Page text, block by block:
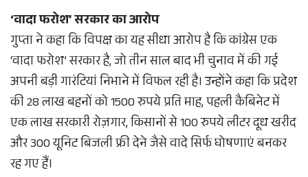
‘वादा फरोश’ सरकार का आरोप
गुप्ता ने कहा कि विपक्ष का यह सीधा आरोप है कि कांग्रेस एक
‘वादा फरोश’ सरकार है, जो तीन साल बाद भी चुनाव में की गई
अपनी बड़ी गारंटियां निभाने में विफल रही है। उन्होंने कहा कि प्रदेश
की 28 लाख बहनों को 1500 रुपये प्रति माह, पहली कैबिनेट में
एक लाख सरकारी रोज़गार, किसानों से 100 रुपये लीटर दूध खरीद
और 300 यूनिट बिजली फ्री देने जैसे वादे सिर्फ घोषणाएं बनकर
रह गए हैं।